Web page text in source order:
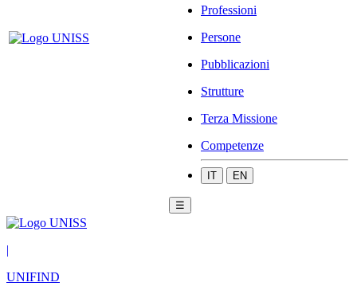
Professioni
Persone
Pubblicazioni
Strutture
Terza Missione
Competenze
IT EN
☰
|
UNIFIND